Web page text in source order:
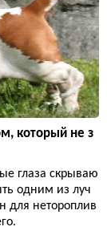
который не з
глаза скрываю
одним из луч
для нетороплив